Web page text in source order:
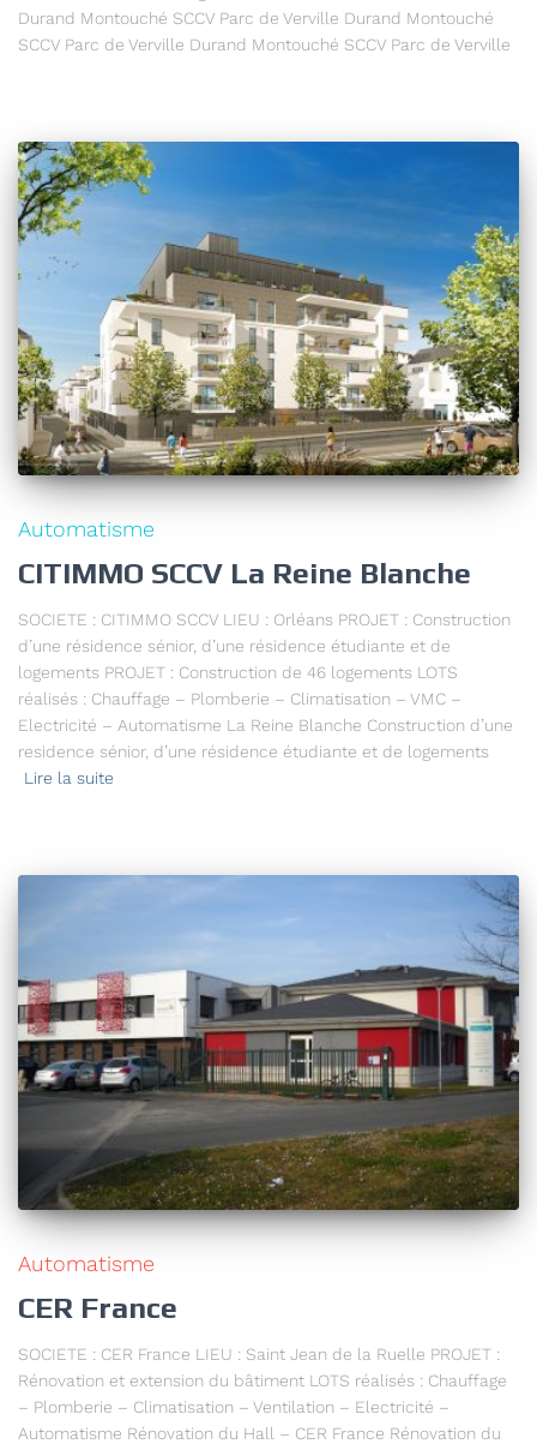
Durand Montouché SCCV Parc de Verville Durand Montouché
SCCV Parc de Verville Durand Montouché SCCV Parc de Verville
Automatisme
CITIMMO SCCV La Reine Blanche
SOCIETE : CITIMMO SCCV LIEU : Orléans PROJET : Construction
d’une résidence sénior, d’une résidence étudiante et de
logements PROJET : Construction de 46 logements LOTS
réalisés : Chauffage – Plomberie – Climatisation – VMC –
Electricité – Automatisme La Reine Blanche Construction d’une
residence sénior, d’une résidence étudiante et de logements
Lire la suite
Automatisme
CER France
SOCIETE : CER France LIEU : Saint Jean de la Ruelle PROJET :
Rénovation et extension du bâtiment LOTS réalisés : Chauffage
– Plomberie – Climatisation – Ventilation – Electricité –
Automatisme Rénovation du Hall – CER France Rénovation du